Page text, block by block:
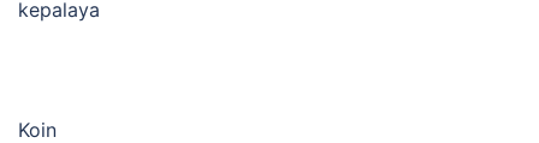
kepalaya
Koin